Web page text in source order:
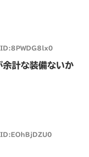
余計な装備ないか